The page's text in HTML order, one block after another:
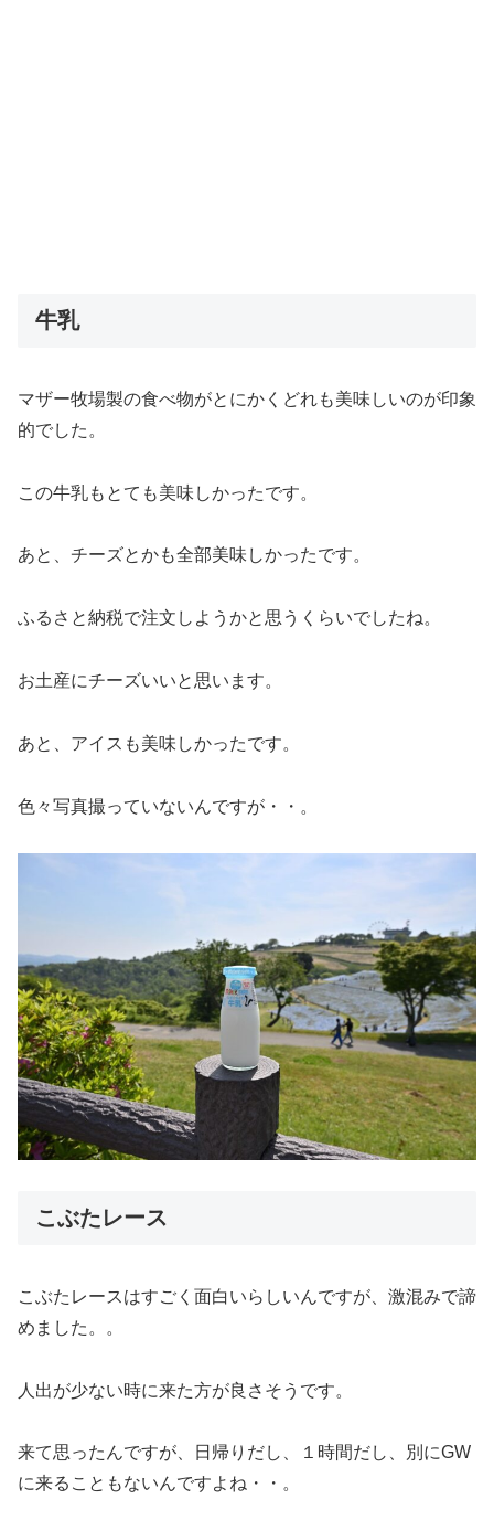
牛乳
マザー牧場製の食べ物がとにかくどれも美味しいのが印象
的でした。
この牛乳もとても美味しかったです。
あと、チーズとかも全部美味しかったです。
ふるさと納税で注文しようかと思うくらいでしたね。
お土産にチーズいいと思います。
あと、アイスも美味しかったです。
色々写真撮っていないんですが・・。
こぶたレース
こぶたレースはすごく面白いらしいんですが、激混みで諦
めました。。
人出が少ない時に来た方が良さそうです。
来て思ったんですが、日帰りだし、１時間だし、別にGW
に来ることもないんですよね・・。